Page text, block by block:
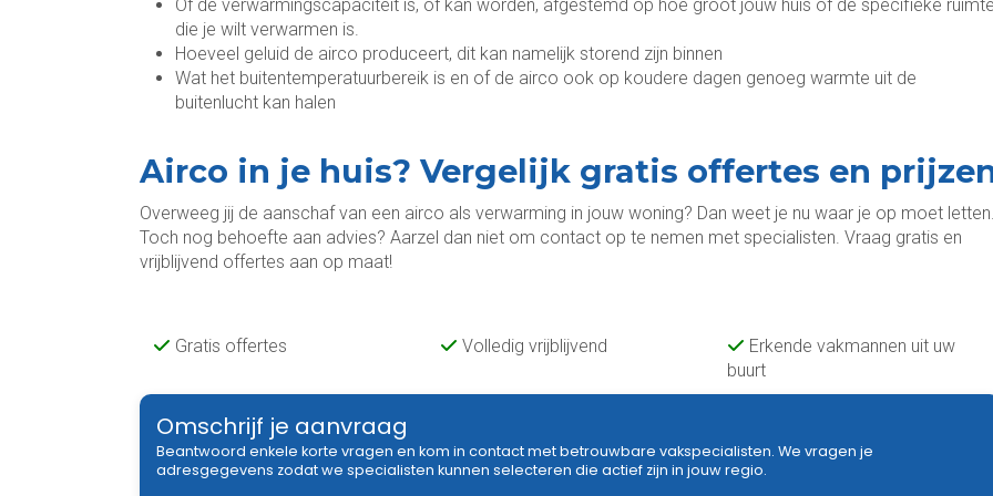
Of de verwarmingscapaciteit is, of kan worden, afgestemd op hoe groot jouw huis of de specifieke ruimte
die je wilt verwarmen is.
Hoeveel geluid de airco produceert, dit kan namelijk storend zijn binnen
Wat het buitentemperatuurbereik is en of de airco ook op koudere dagen genoeg warmte uit de
buitenlucht kan halen
Airco in je huis? Vergelijk gratis offertes en
Overweeg jij de aanschaf van een airco als verwarming in jouw woning? Dan weet je nu waar je op moet letten.
Toch nog behoefte aan advies? Aarzel dan niet om contact op te nemen met specialisten. Vraag gratis en
vrijblijvend offertes aan op maat!
Gratis offertes Volledig vrijblijvend
Erkende vakmannen uit uw
buurt
Omschrijf je aanvraag
Beantwoord enkele korte vragen en kom in contact met betrouwbare vakspecialisten. We vragen je
adresgegevens zodat we specialisten kunnen selecteren die actief zijn in jouw regio.